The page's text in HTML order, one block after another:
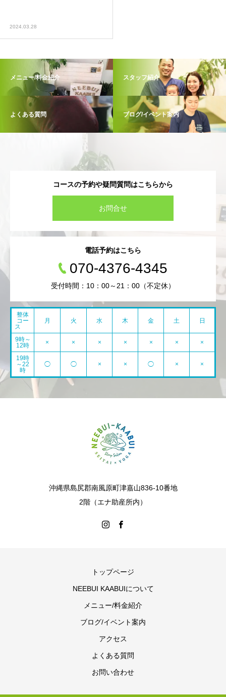
2024.03.28
メニュー/料金紹介 スタッフ紹介
よくある質問 ブログ/イベント案内
コースの予約や疑問質問はこちらから
お問合せ
電話予約はこちら
070-4376-4345
受付時間：10：00～21：00（不定休）
整体
コー
ス
月 火 水 木 金 土 日
9時～
12時
× × × × × × ×
19時
～22
時
◯ ◯ × × ◯ × ×
沖縄県島尻郡南風原町津嘉山836-10番地
2階（エナ助産所内）
トップページ
NEEBUI KAABUIについて
メニュー/料金紹介
ブログ/イベント案内
アクセス
よくある質問
お問い合わせ